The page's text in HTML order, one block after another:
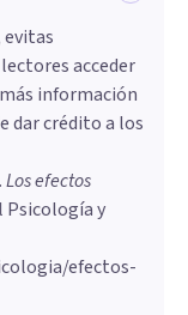
acceder
información
dar crédito a los
Los efectos
y
efectos-